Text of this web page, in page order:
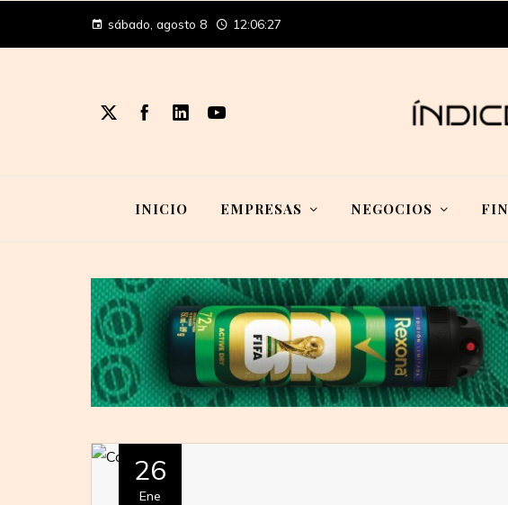
sábado, agosto 8 12:06:28
INICIO EMPRESAS NEGOCIOS
26
Ene